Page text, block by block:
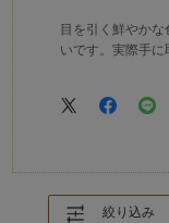
目を引く鮮やか
いです。実際手に
絞り込み